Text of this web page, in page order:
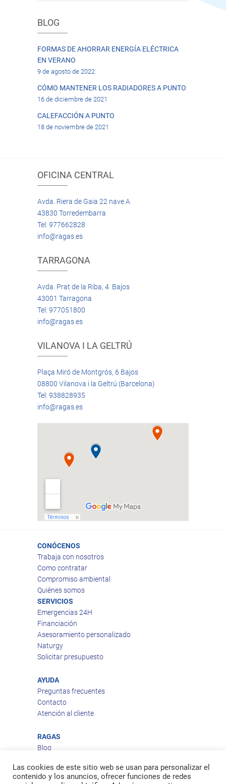
BLOG
FORMAS DE AHORRAR ENERGÍA ELÉCTRICA
EN VERANO
9 de agosto de 2022
CÓMO MANTENER LOS RADIADORES A PUNTO
16 de diciembre de 2021
CALEFACCIÓN A PUNTO
18 de noviembre de 2021
OFICINA CENTRAL
Avda. Riera de Gaia 22 nave A
43830 Torredembarra
Tel: 977662828
info@ragas.es
TARRAGONA
Avda. Prat de la Riba, 4 Bajos
43001 Tarragona
Tel: 977051800
info@ragas.es
VILANOVA I LA GELTRÚ
Plaça Miró de Montgrós, 6 Bajos
08800 Vilanova i la Geltrú (Barcelona)
Tel: 938828935
info@ragas.es
CONÓCENOS
Trabaja con nosotros
Como contratar
Compromiso ambiental
Quiénes somos
SERVICIOS
Emergencias 24H
Financiación
Asesoramiento personalizado
Naturgy
Solicitar presupuesto
AYUDA
Preguntas frecuentes
Contacto
Atención al cliente
RAGAS
Blog
Política de privacidad
Política de cookies
Las cookies de este sitio web se usan para personalizar el
contenido y los anuncios, ofrecer funciones de redes